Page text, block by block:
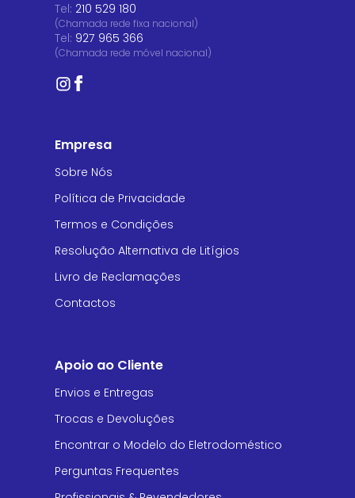
Tel: 210 529 180
(Chamada rede fixa nacional)
Tel: 927 965 366
(Chamada rede móvel nacional)
Empresa
Sobre Nós
Política de Privacidade
Termos e Condições
Resolução Alternativa de Litígios
Livro de Reclamações
Contactos
Apoio ao Cliente
Envios e Entregas
Trocas e Devoluções
Encontrar o Modelo do Eletrodoméstico
Perguntas Frequentes